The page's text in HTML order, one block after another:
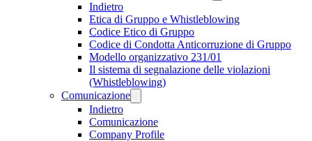
Indietro
Etica di Gruppo e Whistleblowing
Codice Etico di Gruppo
Codice di Condotta Anticorruzione di Gruppo
Modello organizzativo 231/01
Il sistema di segnalazione delle violazioni
(Whistleblowing)
Comunicazione
Indietro
Comunicazione
Company Profile